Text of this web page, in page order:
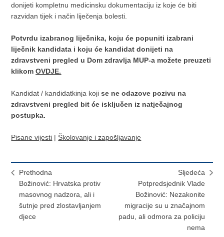
donijeti kompletnu medicinsku dokumentaciju iz koje će biti
razvidan tijek i način liječenja bolesti.
Potvrdu izabranog liječnika, koju će popuniti izabrani
liječnik kandidata i koju će kandidat donijeti na
zdravstveni pregled u Dom zdravlja MUP-a možete preuzeti
klikomOVDJE.
Kandidat / kandidatkinja kojise ne odazove pozivu na
zdravstveni pregled bit će isključen iz natječajnog
postupka.
Pisane vijesti | Školovanje i zapošljavanje
Prethodna
Božinović: Hrvatska protiv
masovnog nadzora, ali i
šutnje pred zlostavljanjem
djece
Sljedeća
Potpredsjednik Vlade
Božinović: Nezakonite
migracije su u značajnom
padu, ali odmora za policiju
nema